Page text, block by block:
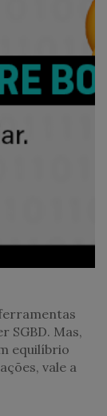
SGBD. Mas,
equilíbrio
vale a